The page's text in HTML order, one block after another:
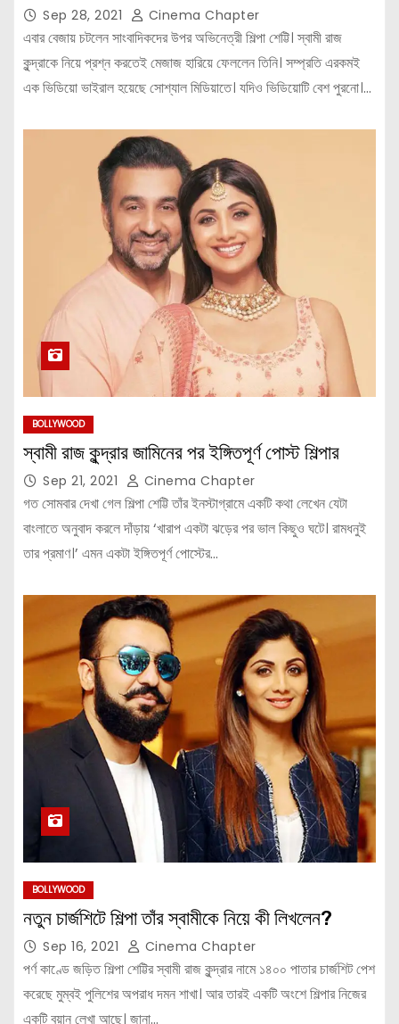
Sep 28, 2021 Cinema Chapter
এবার বেজায় চটলেন সাংবাদিকদের উপর অভিনেত্রী শিল্পা শেট্টি। স্বামী রাজ
কুন্দ্রাকে নিয়ে প্রশ্ন করতেই মেজাজ হারিয়ে ফেললেন তিনি। সম্প্রতি এরকমই
এক ভিডিয়ো ভাইরাল হয়েছে সোশ্যাল মিডিয়াতে। যদিও ভিডিয়োটি বেশ পুরনো।…
BOLLYWOOD
স্বামী রাজ কুন্দ্রার জামিনের পর ইঙ্গিতপূর্ণ পোস্ট শিল্পার
Sep 21, 2021 Cinema Chapter
গত সোমবার দেখা গেল শিল্পা শেট্টি তাঁর ইনস্টাগ্রামে একটি কথা লেখেন যেটা
বাংলাতে অনুবাদ করলে দাঁড়ায় ‘খারাপ একটা ঝড়ের পর ভাল কিছুও ঘটে। রামধনুই
তার প্রমাণ।’ এমন একটা ইঙ্গিতপূর্ণ পোস্টের…
BOLLYWOOD
নতুন চার্জশিটে শিল্পা তাঁর স্বামীকে নিয়ে কী লিখলেন?
Sep 16, 2021 Cinema Chapter
পর্ণ কাণ্ডে জড়িত শিল্পা শেট্টির স্বামী রাজ কুন্দ্রার নামে ১৪০০ পাতার চার্জশিট পেশ
করেছে মুম্বই পুলিশের অপরাধ দমন শাখা। আর তারই একটি অংশে শিল্পার নিজের
একটি বয়ান লেখা আছে। জানা…